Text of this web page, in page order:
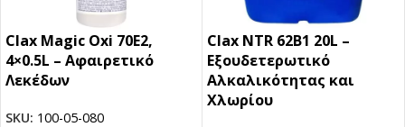
Clax Magic Oxi 70E2,
4×0.5L – Αφαιρετικό
Λεκέδων
SKU: 100-05-080
Clax NTR 62B1 20L –
Εξουδετερωτικό
Αλκαλικότητας και
Χλωρίου